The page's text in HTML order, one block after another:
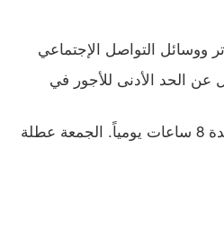
ووسائل التواصل الإجتماعي